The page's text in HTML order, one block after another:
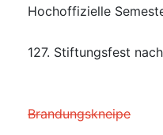
Hochoffizielle
127. Stiftungsfest
Brandungskneipe